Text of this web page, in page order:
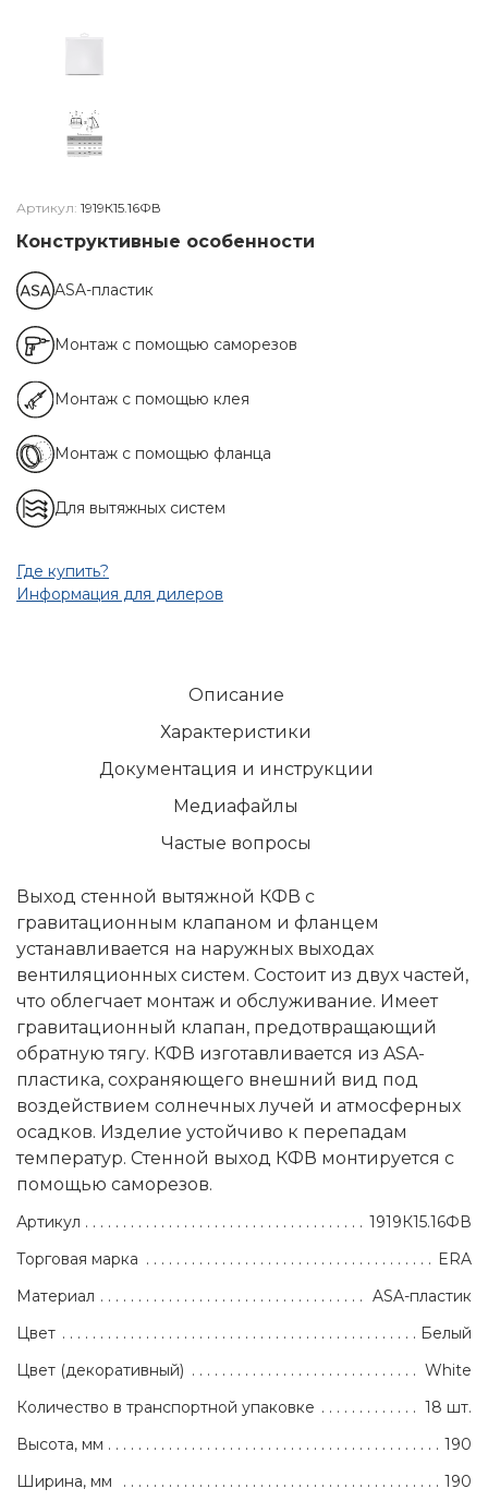
Артикул: 1919К15.16ФВ
Конструктивные особенности
ASA-пластик
Монтаж с помощью саморезов
Монтаж с помощью клея
Монтаж с помощью фланца
Для вытяжных систем
Где купить?
Информация для дилеров
Описание
Характеристики
Документация и инструкции
Медиафайлы
Частые вопросы
Выход стенной вытяжной КФВ с
гравитационным клапаном и фланцем
устанавливается на наружных выходах
вентиляционных систем. Состоит из двух частей,
что облегчает монтаж и обслуживание. Имеет
гравитационный клапан, предотвращающий
обратную тягу. КФВ изготавливается из ASA-
пластика, сохраняющего внешний вид под
воздействием солнечных лучей и атмосферных
осадков. Изделие устойчиво к перепадам
температур. Стенной выход КФВ монтируется с
помощью саморезов.
Артикул
1919К15.16ФВ
Торговая марка
ERA
Материал
ASA-пластик
Цвет
Белый
Цвет (декоративный)
White
Количество в транспортной упаковке
18 шт.
Высота, мм
190
Ширина, мм
190